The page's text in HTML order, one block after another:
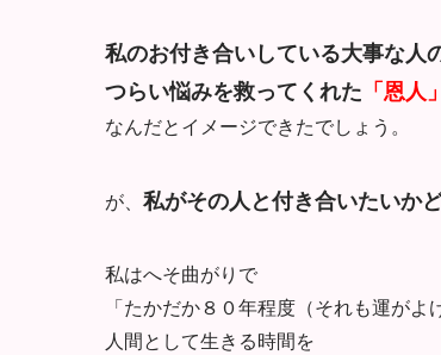
私のお付き合いしている大事な人
つらい悩みを救ってくれた 「恩人」
なんだとイメージできたでしょう。
が、 私がその人と付き合いたいか
私はへそ曲がりで
「たかだか８０年程度（それも運がよ
人間として生きる時間を